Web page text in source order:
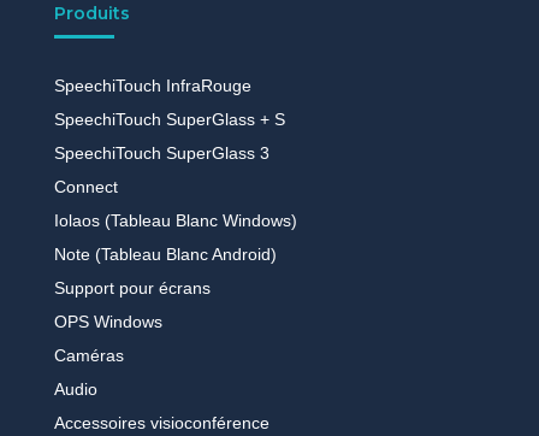
Produits
SpeechiTouch InfraRouge
SpeechiTouch SuperGlass + S
SpeechiTouch SuperGlass 3
Connect
Iolaos (Tableau Blanc Windows)
Note (Tableau Blanc Android)
Support pour écrans
OPS Windows
Caméras
Audio
Accessoires visioconférence